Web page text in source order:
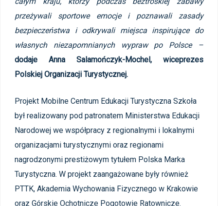
przeżywali sportowe emocje i poznawali zasady
bezpieczeństwa i odkrywali miejsca inspirujące do
własnych niezapomnianych wypraw po Polsce –
dodaje Anna Salamończyk-Mochel, wiceprezes
Polskiej Organizacji Turystycznej.
Projekt Mobilne Centrum Edukacji Turystyczna Szkoła
był realizowany pod patronatem Ministerstwa Edukacji
Narodowej we współpracy z regionalnymi i lokalnymi
organizacjami turystycznymi oraz regionami
nagrodzonymi prestiżowym tytułem Polska Marka
Turystyczna. W projekt zaangażowane były również
PTTK, Akademia Wychowania Fizycznego w Krakowie
oraz Górskie Ochotnicze Pogotowie Ratownicze.